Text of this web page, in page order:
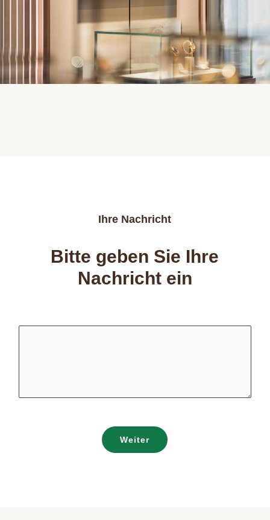
Ihre Nachricht
Bitte geben Sie Ihre
Nachricht ein
Weiter